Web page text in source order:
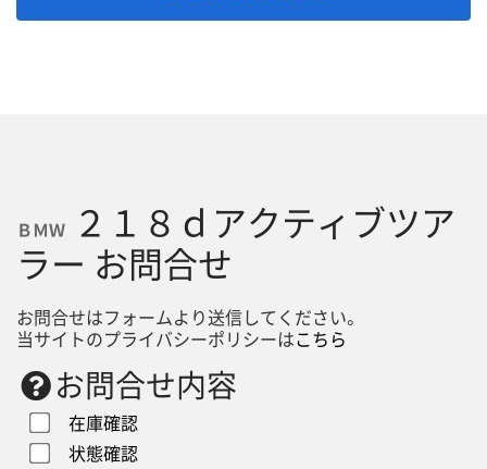
ＢＭＷ
２１８ｄアクティブツア
ラー お問合せ
お問合せはフォームより送信してください。
当サイトのプライバシーポリシーはこちら
お問合せ内容
在庫確認
状態確認